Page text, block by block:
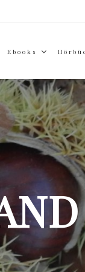
Ebooks